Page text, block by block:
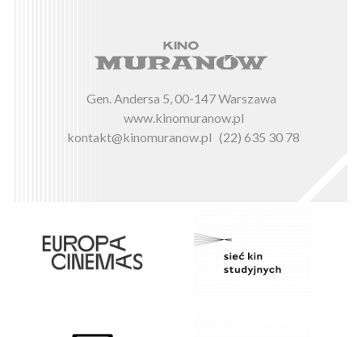
Gen. Andersa 5, 00-147 Warszawa
www.kinomuranow.pl
kontakt@kinomuranow.pl (22) 635 30 78